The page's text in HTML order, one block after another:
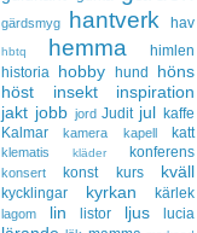
gärdsmyg hantverk hav
hbtq hemma
himlen
historia hobby hund
höns
höst
insekt
inspiration
jakt jobb jord Judit jul kaffe
Kalmar
kamera kapell katt
klematis kläder konferens
konsert konst kurs kväll
kycklingar kyrkan kärlek
lagom lin listor ljus lucia